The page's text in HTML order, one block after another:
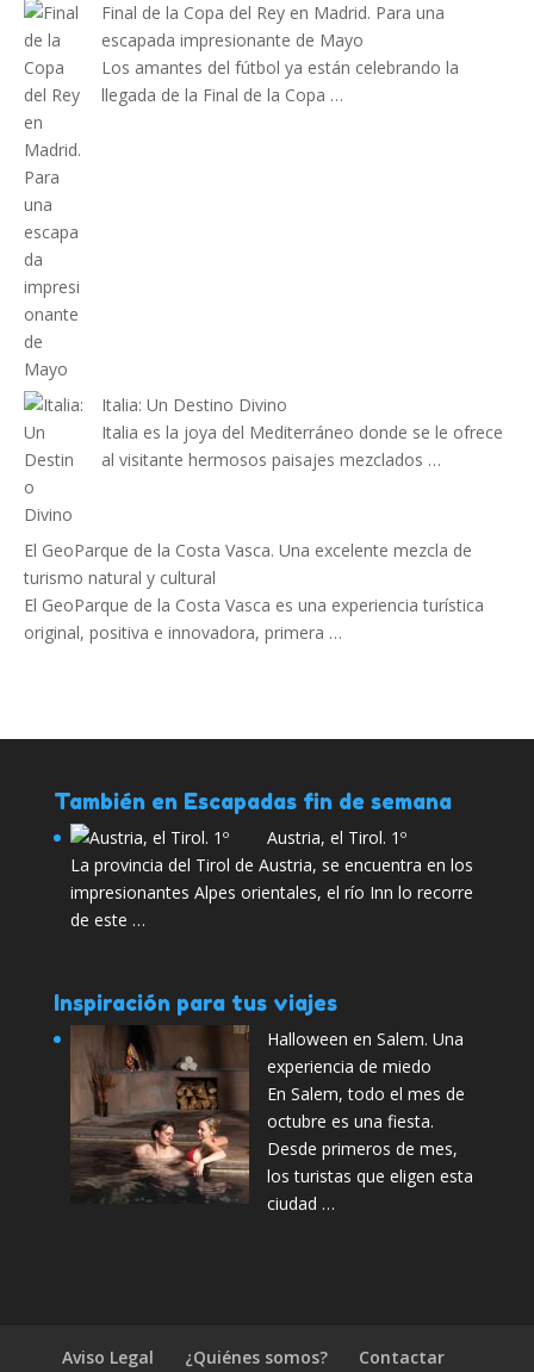
Final de la Copa del Rey en Madrid. Para una
escapada impresionante de Mayo
Los amantes del fútbol ya están celebrando la
llegada de la Final de la Copa …
Italia: Un Destino Divino
Italia es la joya del Mediterráneo donde se le ofrece
al visitante hermosos paisajes mezclados …
El GeoParque de la Costa Vasca. Una excelente mezcla de
turismo natural y cultural
El GeoParque de la Costa Vasca es una experiencia turística
original, positiva e innovadora, primera …
También en Escapadas fin de semana
Austria, el Tirol. 1º
La provincia del Tirol de Austria, se encuentra en los
impresionantes Alpes orientales, el río Inn lo recorre
de este …
Inspiración para tus viajes
Halloween en Salem. Una
experiencia de miedo
En Salem, todo el mes de
octubre es una fiesta.
Desde primeros de mes,
los turistas que eligen esta
ciudad …
Aviso Legal ¿Quiénes somos? Contactar